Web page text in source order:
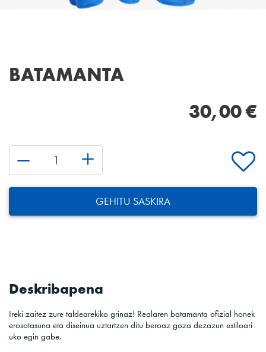
BATAMANTA
30,00 €
GEHITU SASKIRA
Deskribapena
Ireki zaitez zure taldearekiko grinaz! Realaren batamanta ofizial honek
erosotasuna eta diseinua uztartzen ditu beroaz goza dezazun estiloari
uko egin gabe.